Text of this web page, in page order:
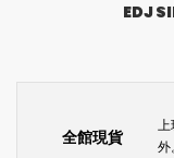
EDJ
全館現貨
上
外。